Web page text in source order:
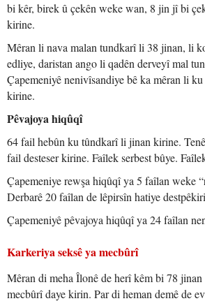
bi kêr, birek û çekên weke wan, 8 jin jî bi
kirine.
Mêran li nava malan tundkarî li 38 jinan, li
edliye, daristan ango li qadên derveyî mal
Çapemeniyê nenivîsandiye bê ka mêran li
kirine.
Pêvajoya hiqûqî
64 fail hebûn ku tûndkarî li jinan kirine.
fail desteser kirine. Faîlek serbest bûye.
Çapemeniye rewşa hiqûqî ya 5 faîlan weke
Derbarê 20 faîlan de lêpirsîn hatiye
Çapemeniyê pêvajoya hiqûqî ya 24 faîlan
Karkeriya seksê ya mecbûrî
Mêran di meha Îlonê de herî kêm bi 78 jinan
mecbûrî daye kirin. Par di heman demê de